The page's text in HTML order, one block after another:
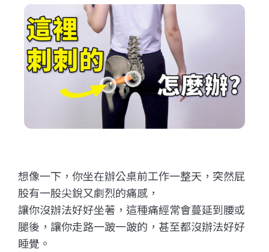
想像一下，你坐在辦公桌前工作一整天，突然屁
股有一股尖銳又劇烈的痛感，
讓你沒辦法好好坐著，這種痛經常會蔓延到腰或
腿後，讓你走路一跛一跛的，甚至都沒辦法好好
睡覺。